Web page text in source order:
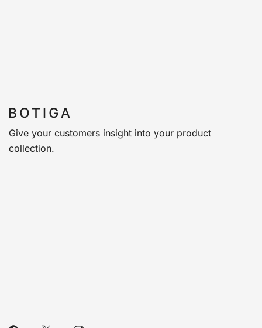
Give your customers insight into your product
collection.